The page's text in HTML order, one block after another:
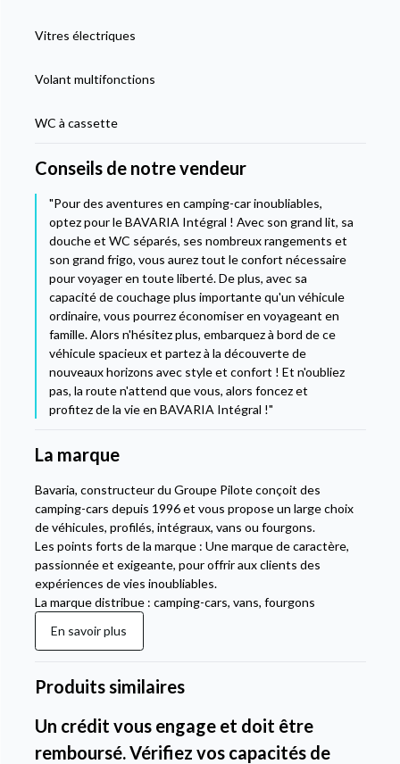
Vitres électriques
Volant multifonctions
WC à cassette
Conseils de notre vendeur
"Pour des aventures en camping-car inoubliables,
optez pour le BAVARIA Intégral ! Avec son grand lit, sa
douche et WC séparés, ses nombreux rangements et
son grand frigo, vous aurez tout le confort nécessaire
pour voyager en toute liberté. De plus, avec sa
capacité de couchage plus importante qu'un véhicule
ordinaire, vous pourrez économiser en voyageant en
famille. Alors n'hésitez plus, embarquez à bord de ce
véhicule spacieux et partez à la découverte de
nouveaux horizons avec style et confort ! Et n'oubliez
pas, la route n'attend que vous, alors foncez et
profitez de la vie en BAVARIA Intégral !"
La marque
Bavaria, constructeur du Groupe Pilote conçoit des
camping-cars depuis 1996 et vous propose un large choix
de véhicules, profilés, intégraux, vans ou fourgons.
Les points forts de la marque : Une marque de caractère,
passionnée et exigeante, pour offrir aux clients des
expériences de vies inoubliables.
La marque distribue : camping-cars, vans, fourgons
En savoir plus
Produits similaires
Un crédit vous engage et doit être
remboursé. Vérifiez vos capacités de